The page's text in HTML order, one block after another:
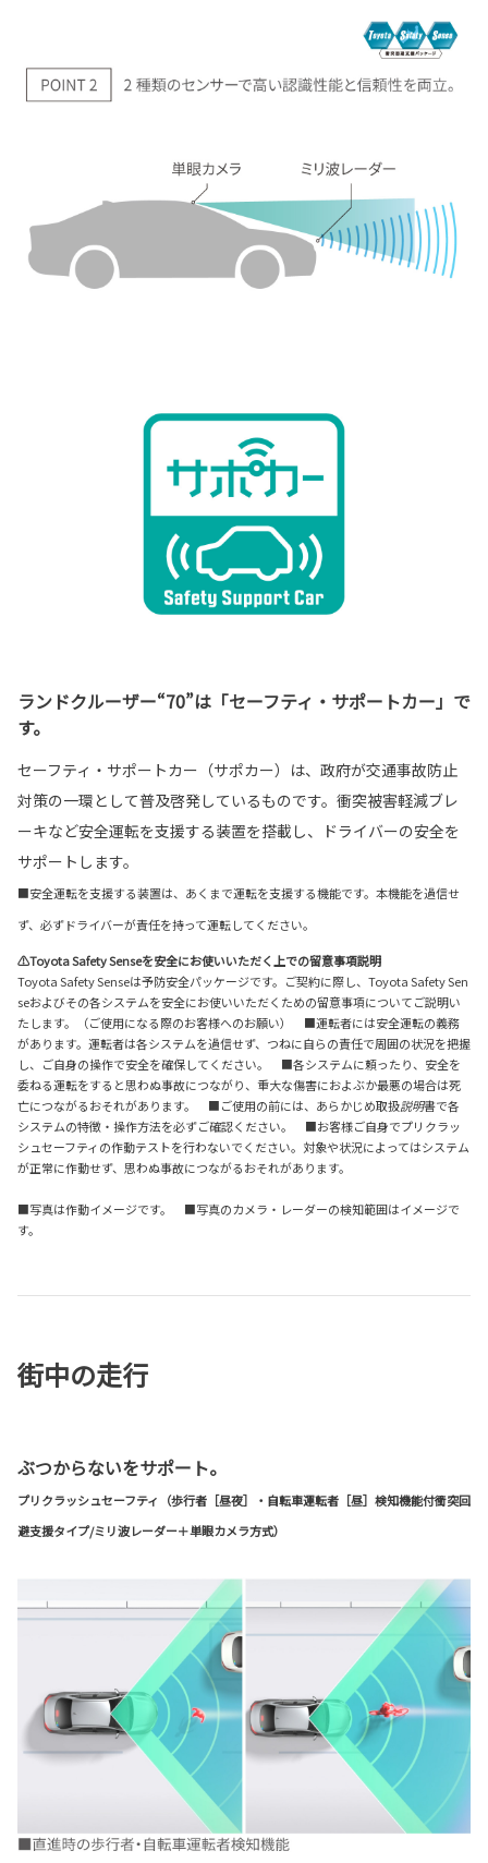
ランドクルーザー“70”は「セーフティ・サポートカー」で
す。
セーフティ・サポートカー（サポカー）は、政府が交通事故防止
対策の一環として普及啓発しているものです。衝突被害軽減ブレ
ーキなど安全運転を支援する装置を搭載し、ドライバーの安全を
サポートします。
■安全運転を支援する装置は、あくまで運転を支援する機能です。本機能を過信せ
ず、必ずドライバーが責任を持って運転してください。
⚠Toyota Safety Senseを安全にお使いいただく上での留意事項説明
Toyota Safety Senseは予防安全パッケージです。ご契約に際し、Toyota Safety Sen
seおよびその各システムを安全にお使いいただくための留意事項についてご説明い
たします。（ご使用になる際のお客様へのお願い） ■運転者には安全運転の義務
があります。運転者は各システムを過信せず、つねに自らの責任で周囲の状況を把握
し、ご自身の操作で安全を確保してください。 ■各システムに頼ったり、安全を
委ねる運転をすると思わぬ事故につながり、重大な傷害におよぶか最悪の場合は死
亡につながるおそれがあります。 ■ご使用の前には、あらかじめ取扱説明書で各
システムの特徴・操作方法を必ずご確認ください。 ■お客様ご自身でプリクラッ
シュセーフティの作動テストを行わないでください。対象や状況によってはシステム
が正常に作動せず、思わぬ事故につながるおそれがあります。
■写真は作動イメージです。 ■写真のカメラ・レーダーの検知範囲はイメージで
す。
街中の走行
ぶつからないをサポート。
プリクラッシュセーフティ（歩行者［昼夜］・自転車運転者［昼］検知機能付衝突回
避支援タイプ/ミリ波レーダー＋単眼カメラ方式）